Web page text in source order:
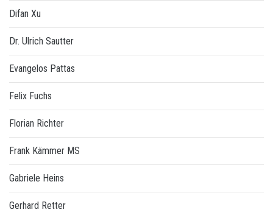
Difan Xu
Dr. Ulrich Sautter
Evangelos Pattas
Felix Fuchs
Florian Richter
Frank Kämmer MS
Gabriele Heins
Gerhard Retter